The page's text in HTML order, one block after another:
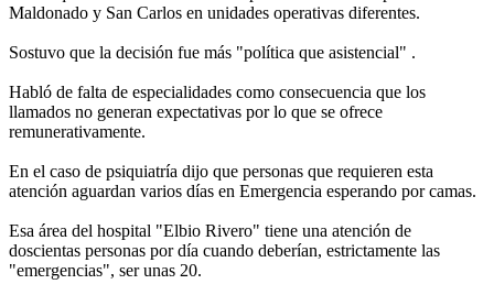
Maldonado y San Carlos en unidades operativas diferentes.
Sostuvo que la decisión fue más "política que asistencial" .
Habló de falta de especialidades como consecuencia que los
llamados no generan expectativas por lo que se ofrece
remunerativamente.
En el caso de psiquiatría dijo que personas que requieren esta
atención aguardan varios días en Emergencia esperando por camas.
Esa área del hospital "Elbio Rivero" tiene una atención de
doscientas personas por día cuando deberían, estrictamente las
"emergencias", ser unas 20.